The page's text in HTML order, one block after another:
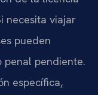
necesita viajar
pueden
pendiente.
específica,